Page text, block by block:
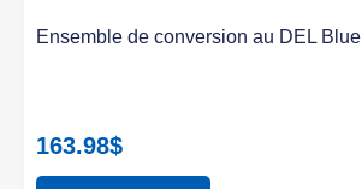
Ensemble de conversion au DEL
163.98$